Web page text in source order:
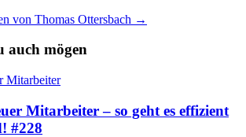
von Thomas Ottersbach →
auch mögen
Mitarbeiter – so geht es effizient
#228